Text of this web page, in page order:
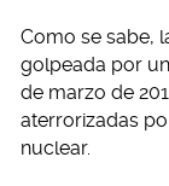
Como se sabe,
golpeada por
de marzo de
aterrorizadas
nuclear.